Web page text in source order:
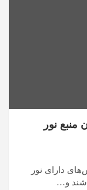
نور
دارای نور
و…